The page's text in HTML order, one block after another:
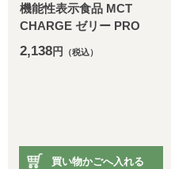
機能性表示食品 MCT
CHARGE ゼリー PRO
2,138 円 （税込）
買い物かごへ入れる